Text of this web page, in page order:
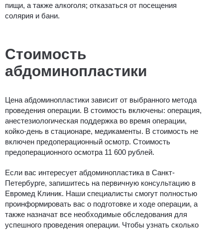
пищи, а также алкоголя; отказаться от посещения
солярия и бани.
Стоимость
абдоминопластики
Цена абдоминопластики зависит от выбранного метода
проведения операции. В стоимость включены: операция,
анестезиологическая поддержка во время операции,
койко-день в стационаре, медикаменты. В стоимость не
включен предоперационный осмотр. Стоимость
предоперационного осмотра 11 600 рублей.
Если вас интересует абдоминопластика в Санкт-
Петербурге, запишитесь на первичную консультацию в
Евромед Клиник. Наши специалисты смогут полностью
проинформировать вас о подготовке и ходе операции, а
также назначат все необходимые обследования для
успешного проведения операции. Чтобы узнать сколько